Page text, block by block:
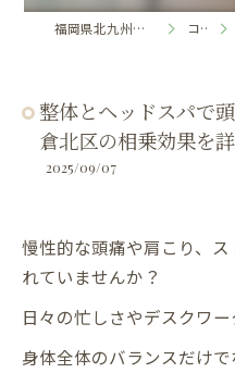
福岡県北九州のエステならrapport コラム
整体とヘッドスパで
倉北区の相乗効果を
2025/09/07
慢性的な頭痛や肩こり、
れていませんか？
日々の忙しさやデスクワー
身体全体のバランスだけ